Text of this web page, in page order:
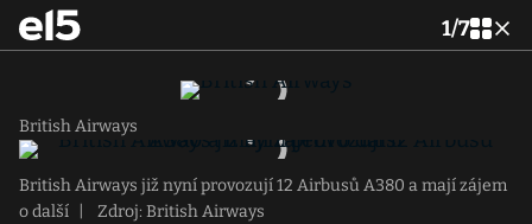
1/7
British Airways
British Airways již nyní provozují 12 Airbusů A380 a mají zájem
o další
Zdroj: British Airways